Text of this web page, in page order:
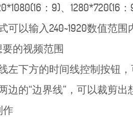
：9)、1280*720(16
以输入240~1920数值范
的视频范围
左下方的时间线控制按钮
的“边界线”，可以裁剪出